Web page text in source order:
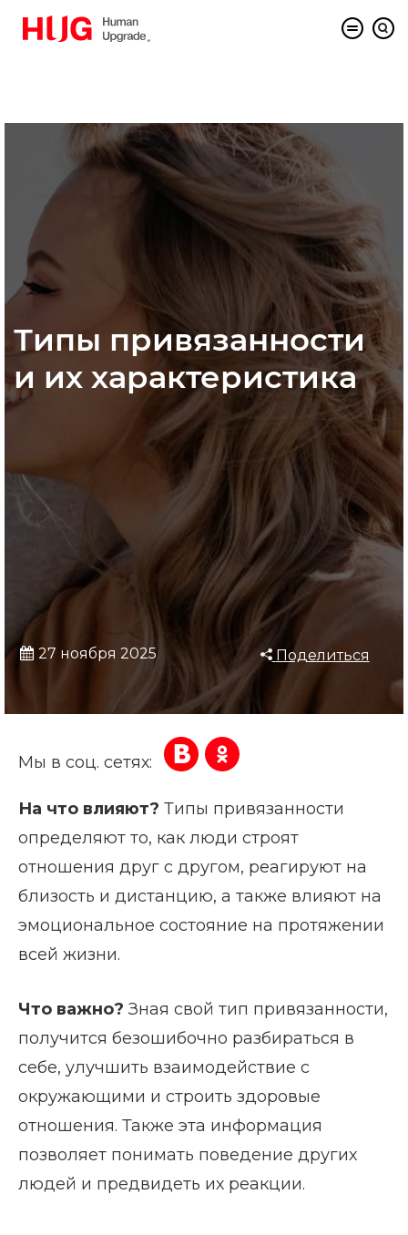
Типы привязанности
и их характеристика
27 ноября 2025 Поделиться
Мы в соц. сетях:
На что влияют? Типы привязанности
определяют то, как люди строят
отношения друг с другом, реагируют на
близость и дистанцию, а также влияют на
эмоциональное состояние на протяжении
всей жизни.
Что важно? Зная свой тип привязанности,
получится безошибочно разбираться в
себе, улучшить взаимодействие с
окружающими и строить здоровые
отношения. Также эта информация
позволяет понимать поведение других
людей и предвидеть их реакции.